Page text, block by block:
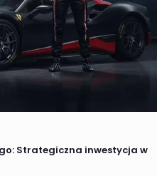
Strategiczna inwestycja w